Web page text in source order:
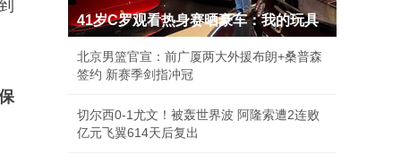
41岁C罗观看热身赛晒豪车：我的玩具
北京男篮官宣：前广厦两大外援布朗+桑普森
签约 新赛季剑指冲冠
切尔西0-1尤文！被轰世界波 阿隆索遭2连败
亿元飞翼614天后复出